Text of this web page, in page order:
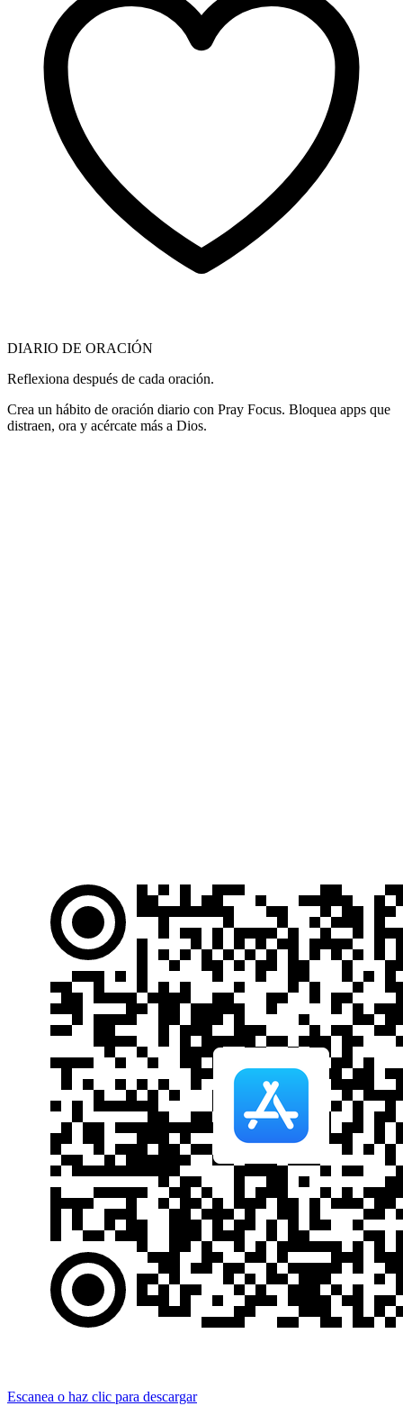
DIARIO DE ORACIÓN
Reflexiona después de cada oración.
Crea un hábito de oración diario con Pray Focus. Bloquea apps que
distraen, ora y acércate más a Dios.
Escanea o haz clic para descargar